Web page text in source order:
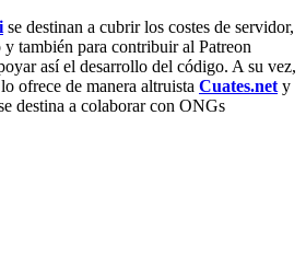
se destinan a cubrir los costes de servidor,
también para contribuir al Patreon
así el desarrollo del código. A su vez,
ofrece de manera altruista Cuates.net y
destina a colaborar con ONGs